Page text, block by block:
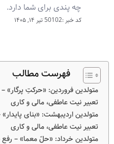
چه پندی برای شما دارد.
کد خبر :50102 تیر ۱۴, ۱۴۰۵
فهرست مطالب
متولدین فروردین: «حرکتِ
تعبیر نیت عاطفی، مالی و کاری
متولدین اردیبهشت: «بنای
تعبیر نیت عاطفی، مالی و کاری
متولدین خرداد: «حلّ معما» –